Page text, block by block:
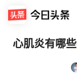
心肌炎有哪